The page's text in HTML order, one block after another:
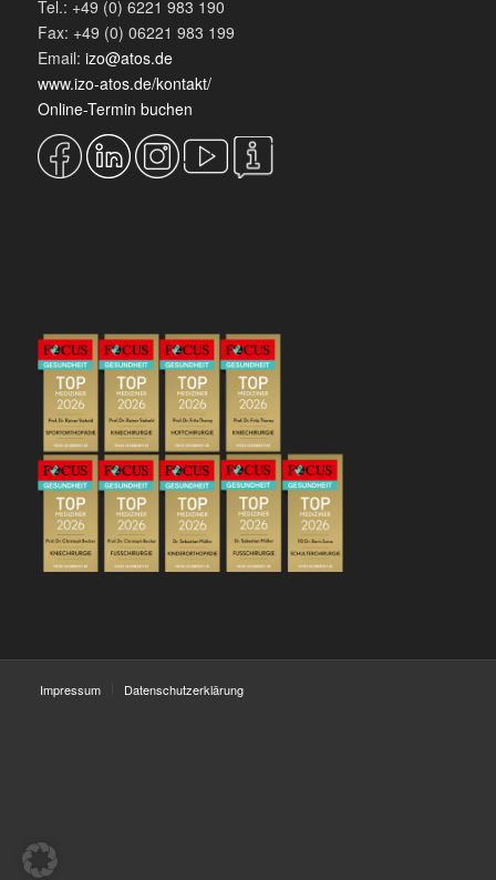
Tel.: +49 (0) 6221 983 190
Fax: +49 (0) 06221 983 199
Email: izo@atos.de
www.izo-atos.de/kontakt/
Online-Termin buchen
Impressum Datenschutzerklärung